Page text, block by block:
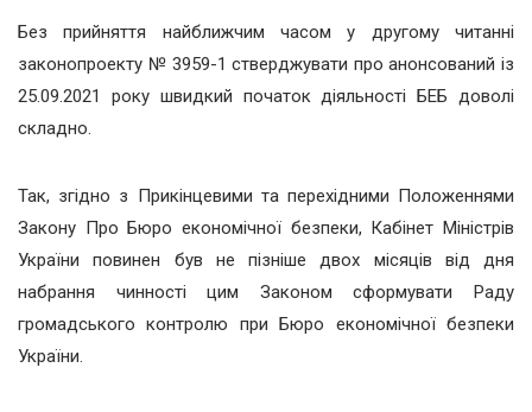
Без прийняття найближчим часом у другому читанні
законопроекту № 3959-1 стверджувати про анонсований із
25.09.2021 року швидкий початок діяльності БЕБ доволі
складно.
Так, згідно з Прикінцевими та перехідними Положеннями
Закону Про Бюро економічної безпеки, Кабінет Міністрів
України повинен був не пізніше двох місяців від дня
набрання чинності цим Законом сформувати Раду
громадського контролю при Бюро економічної безпеки
України.